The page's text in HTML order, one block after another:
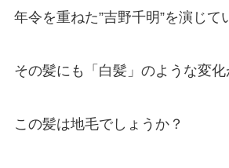
年令を重ねた”吉野千明”を演じて
その髪にも「白髪」のような変化
この髪は地毛でしょうか？